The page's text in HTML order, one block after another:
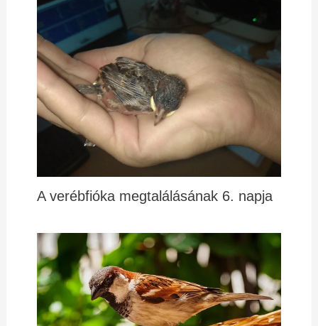
A verébfióka megtalálásának 6. napja